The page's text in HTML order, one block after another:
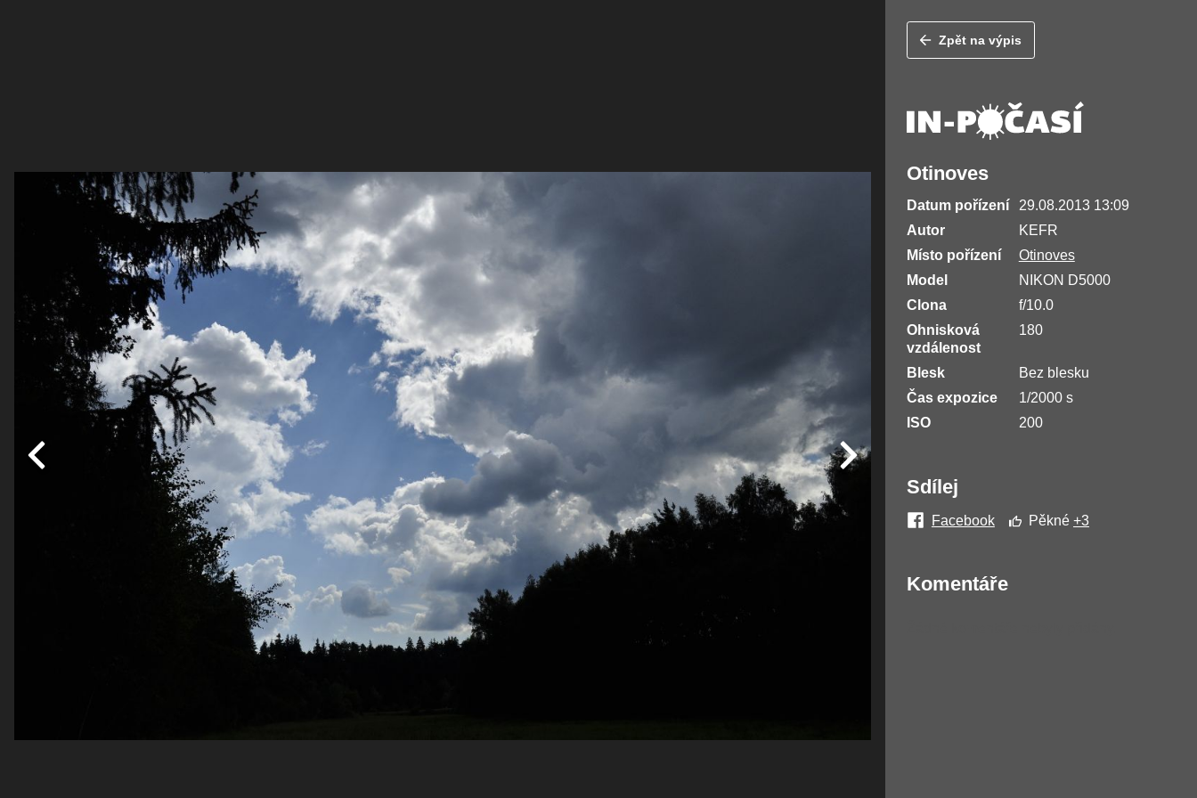
Zpět na výpis
Otinoves
Datum pořízení
29.08.2013 13:09
Autor
KEFR
Místo pořízení
Otinoves
Model
NIKON D5000
Clona
f/10.0
Ohnisková
vzdálenost
180
Blesk
Bez blesku
Čas expozice
1/2000 s
ISO
200
Sdílej
Facebook Pěkné +3
Komentáře